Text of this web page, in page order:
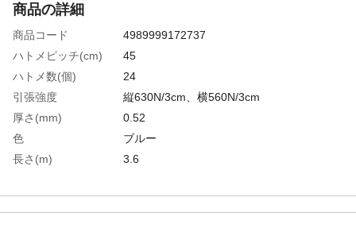
商品の詳細
商品コード
4989999172737
ハトメピッチ(cm)
45
ハトメ数(個)
24
引張強度
縦630N/3cm、横560N/3cm
厚さ(mm)
0.52
色
ブルー
長さ(m)
3.6
引裂強度
縦320N、横320N